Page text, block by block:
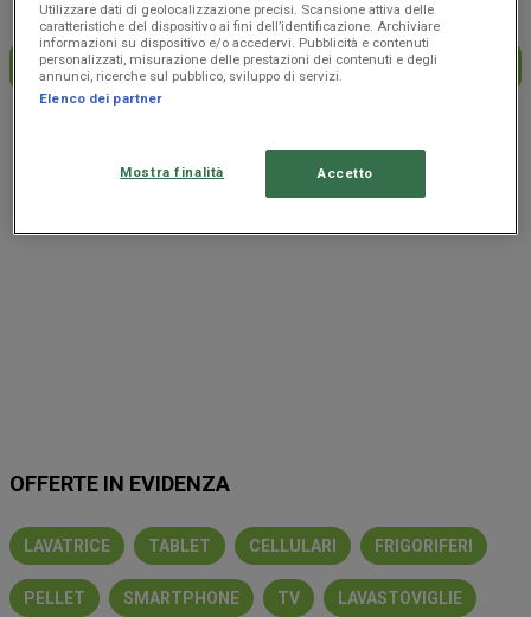
CARICA ALTRE OFFERTE
OFFERTE IN EVIDENZA
LAVATRICE TABLET CELLULARI FRIGORIFERI
PELLET SMARTPHONE TV LAVASTOVIGLIE
Utilizzare dati di geolocalizzazione precisi. Scansione attiva delle
caratteristiche del dispositivo ai fini dell’identificazione. Archiviare
informazioni su dispositivo e/o accedervi. Pubblicità e contenuti
personalizzati, misurazione delle prestazioni dei contenuti e degli
annunci, ricerche sul pubblico, sviluppo di servizi.
Elenco dei partner
Mostra finalità Accetto